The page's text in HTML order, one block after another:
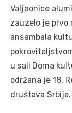
Valjaonice
zauzelo je
ansambala
u sali Doma
održana je 18.
društava Srbije.